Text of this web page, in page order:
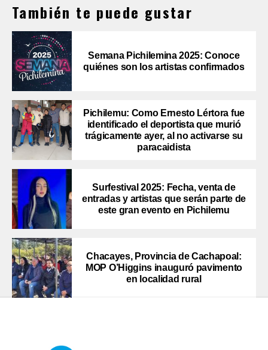
También te puede gustar
Semana Pichilemina 2025: Conoce
quiénes son los artistas confirmados
Pichilemu: Como Ernesto Lértora fue
identificado el deportista que murió
trágicamente ayer, al no activarse su
paracaidista
Surfestival 2025: Fecha, venta de
entradas y artistas que serán parte de
este gran evento en Pichilemu
Chacayes, Provincia de Cachapoal:
MOP O’Higgins inauguró pavimento
en localidad rural